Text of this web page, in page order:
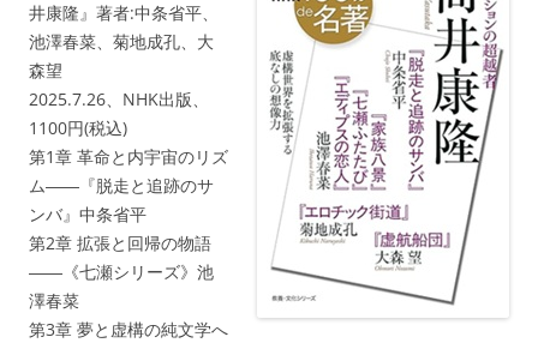
井康隆』著者:中条省平、
池澤春菜、菊地成孔、大
森望
2025.7.26、NHK出版、
1100円(税込)
第1章 革命と内宇宙のリズ
ム――『脱走と追跡のサ
ンバ』中条省平
第2章 拡張と回帰の物語
――《七瀬シリーズ》池
澤春菜
第3章 夢と虚構の純文学へ